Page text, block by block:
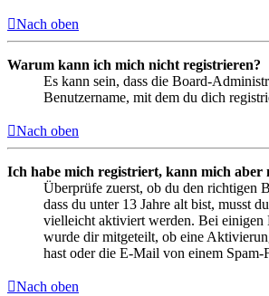
Nach oben
Warum kann ich mich nicht registrieren?
Es kann sein, dass die Board-
Benutzername, mit dem du dich
Nach oben
Ich habe mich registriert, kann mich aber
Überprüfe zuerst, ob du den richtigen
dass du unter 13 Jahre alt bist, musst
vielleicht aktiviert werden. Bei einigen
wurde dir mitgeteilt, ob eine
hast oder die E-Mail von einem
Nach oben